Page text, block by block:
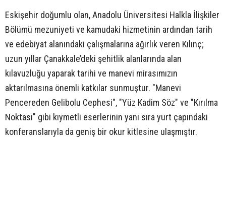
Eskişehir doğumlu olan, Anadolu Üniversitesi Halkla İlişkiler
Bölümü mezuniyeti ve kamudaki hizmetinin ardından tarih
ve edebiyat alanındaki çalışmalarına ağırlık veren Kılınç;
uzun yıllar Çanakkale’deki şehitlik alanlarında alan
kılavuzluğu yaparak tarihi ve manevi mirasımızın
aktarılmasına önemli katkılar sunmuştur. "Manevi
Pencereden Gelibolu Cephesi", "Yüz Kadim Söz" ve "Kırılma
Noktası" gibi kıymetli eserlerinin yanı sıra yurt çapındaki
konferanslarıyla da geniş bir okur kitlesine ulaşmıştır.